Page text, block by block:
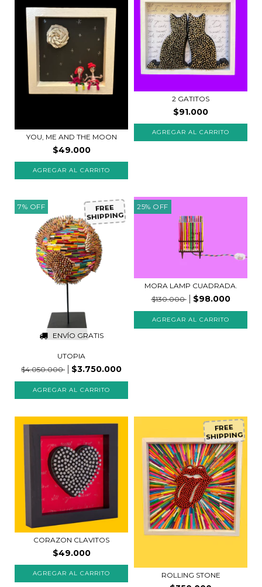
YOU, ME AND THE MOON
$49.000
2 GATITOS
$91.000
7% OFF
ENVÍO GRATIS
FREE
SHIPPING
UTOPIA
$4.050.000
$3.750.000
25% OFF
MORA LAMP CUADRADA.
$130.000
$98.000
CORAZON CLAVITOS
$49.000
AGREGAR AL CARRITO
FREE
SHIPPING
ROLLING STONE